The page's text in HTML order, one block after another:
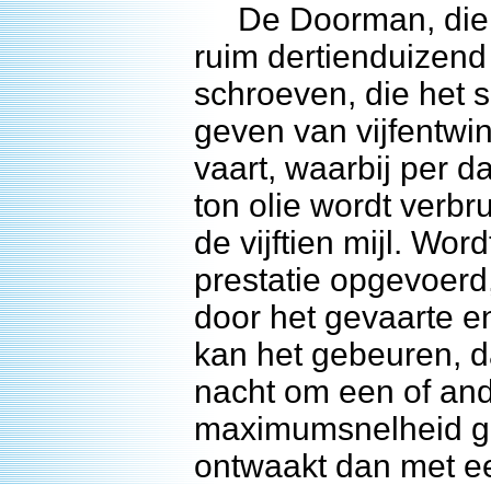
De Doorman, die
ruim
schroeven, die het
geven van
vaart, waarbij per
ton olie wordt
de vijftien mijl.
prestatie
door het gevaarte
kan het gebeuren,
nacht om een of
maximumsnelheid
ontwaakt dan met